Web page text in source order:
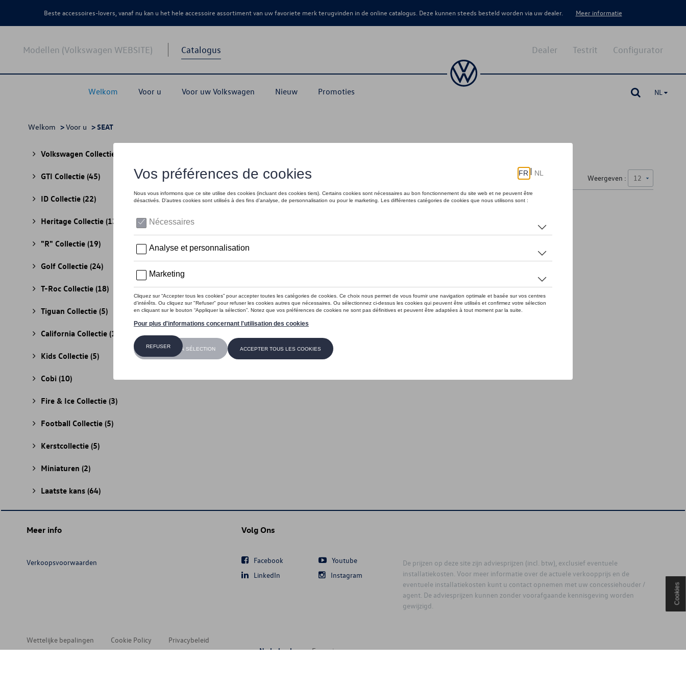
Beste accessoires-lovers, vanaf nu kan u het hele accessoire assortiment van uw favoriete merk terugvinden in de online catalogus. Deze kunnen steeds besteld worden via uw dealer. Meer informatie
Modellen (Volkswagen WEBSITE) Catalogus
Welkom Voor u Voor uw Volkswagen Nieuw Promoties
Configurator
Testrit
Dealer
NL
Welkom >Voor u > SEAT
Volkswagen Collectie
GTI Collectie (45)
ID Collectie (22)
Heritage Collectie (13)
"R" Collectie (19)
Golf Collectie (24)
T-Roc Collectie (18)
Tiguan Collectie (5)
California Collectie (18)
Kids Collectie (5)
Cobi (10)
Fire & Ice Collectie (3)
Football Collectie (5)
Kerstcollectie (5)
Miniaturen (2)
Laatste kans (64)
Weergeven :
Meer info
Verkoopsvoorwaarden
Volg Ons
Facebook
Youtube
LinkedIn
Instagram
De prijzen op deze site zijn adviesprijzen (incl. btw), exclusief eventuele
installatiekosten. Voor meer informatie over de actuele verkoopprijs en de
eventuele installatiekosten kunt u contact opnemen met uw concessiehouder /
agent. De adviesprijzen kunnen zonder voorafgaande kennisgeving worden
gewijzigd.
Wettelijke bepalingen Cookie Policy
Privacybeleid
Nederlands
Français
Cookies